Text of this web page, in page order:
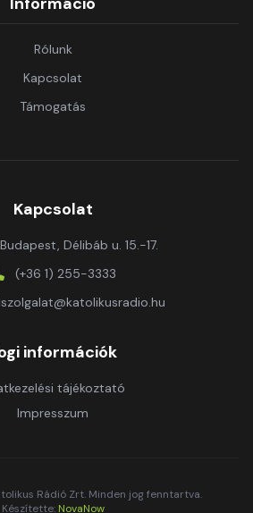
Rólunk
Kapcsolat
Támogatás
Kapcsolat
Délibáb u. 15.-17.
(+36 1) 255-3333
információk
tájékoztató
Impresszum
Rádió Zrt. Minden jog fenntartva.
Készítette: NovaNow